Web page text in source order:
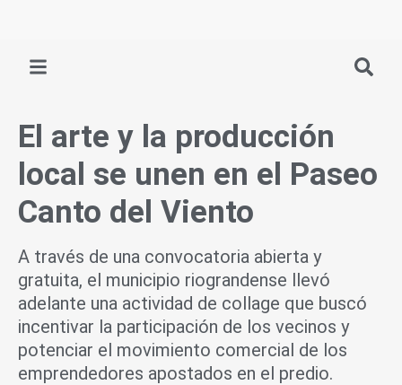
El arte y la producción
local se unen en el Paseo
Canto del Viento
A través de una convocatoria abierta y
gratuita, el municipio riograndense llevó
adelante una actividad de collage que buscó
incentivar la participación de los vecinos y
potenciar el movimiento comercial de los
emprendedores apostados en el predio.